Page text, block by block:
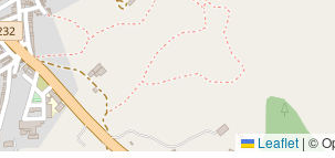
Leaflet | ©